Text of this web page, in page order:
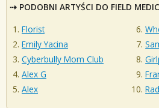
PODOBNI ARTYŚCI DO FIELD MEDIC
Florist
Emily Yacina
Cyberbully Mom Club
Alex G
Alex